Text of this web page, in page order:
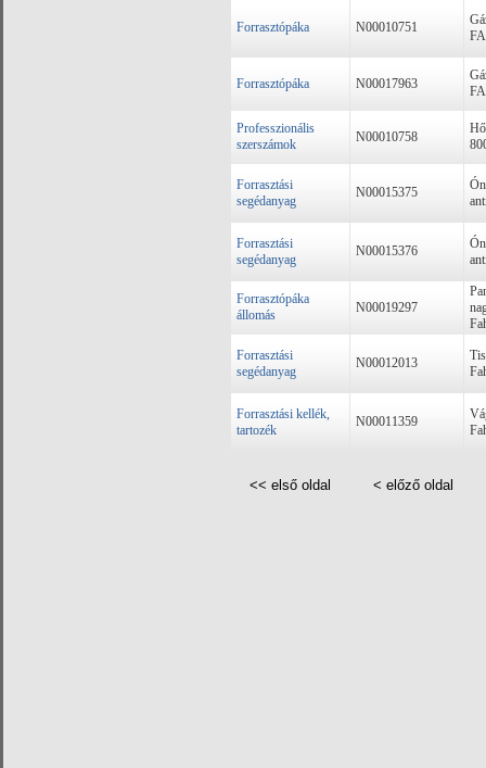
Forrasztópáka N00010751
Forrasztópáka N00017963
Professzionális
szerszámok
N00010758
Forrasztási
segédanyag
N00015375
Forrasztási
segédanyag
N00015376
Forrasztópáka
állomás
N00019297
Forrasztási
segédanyag
N00012013
Forrasztási kellék,
tartozék
N00011359
<< első oldal < előző oldal